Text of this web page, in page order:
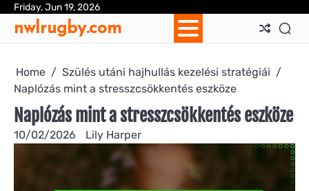
Skip
content
Friday, Jun 19, 2026
nwlrugby.com
Home
Szülés utáni hajhullás kezelési stratégiái
Naplózás mint a stresszcsökkentés eszköze
Naplózás mint a stresszcsökkentés eszköze
10/02/2026 Lily Harper